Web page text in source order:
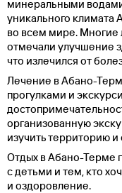
минеральными
уникального
во всем мире.
отмечали улучшение
что излечился от
Лечение в Абано-
прогулками и
организованную
изучить территорию
Отдых в Абано-Терме
с детьми и тем, кто
и оздоровление.